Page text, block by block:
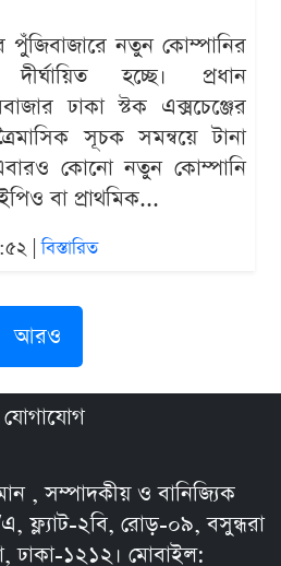
পুঁজিবাজারে নতুন কোম্পানির
হচ্ছে। প্রধান
ঢাকা স্টক এক্সচেঞ্জের
সূচক সমন্বয়ে টানা
কোনো নতুন কোম্পানি
বা প্রাথমিক...
|বিস্তারিত
আরও
যোগাযোগ
, সম্পাদকীয় ও বানিজ্যিক
ফ্ল্যাট-২বি, রোড়-০৯, বসুন্ধরা
ঢাকা-১২১২। মোবাইল: